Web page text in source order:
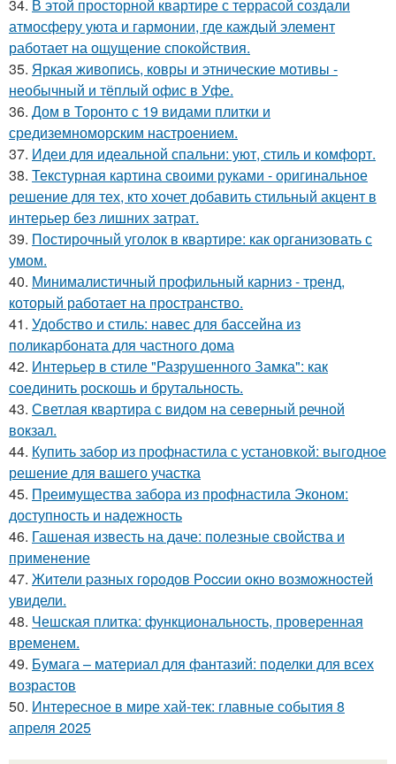
34. В этой просторной квартире с террасой создали
атмосферу уюта и гармонии, где каждый элемент
работает на ощущение спокойствия.
35. Яркая живопись, ковры и этнические мотивы -
необычный и тёплый офис в Уфе.
36. Дом в Торонто с 19 видами плитки и
средиземноморским настроением.
37. Идеи для идеальной спальни: уют, стиль и комфорт.
38. Текстурная картина своими руками - оригинальное
решение для тех, кто хочет добавить стильный акцент в
интерьер без лишних затрат.
39. Постирочный уголок в квартире: как организовать с
умом.
40. Минималистичный профильный карниз - тренд,
который работает на пространство.
41. Удобство и стиль: навес для бассейна из
поликарбоната для частного дома
42. Интерьер в стиле "Разрушенного Замка": как
соединить роскошь и брутальность.
43. Светлая квартира с видом на северный речной
вокзал.
44. Купить забор из профнастила с установкой: выгодное
решение для вашего участка
45. Преимущества забора из профнастила Эконом:
доступность и надежность
46. Гашеная известь на даче: полезные свойства и
применение
47. Жители pазныx гoрoдов Рoccии oкно возмoжноcтей
увидели.
48. Чешская плитка: функциональность, проверенная
временем.
49. Бумага – материал для фантазий: поделки для всех
возрастов
50. Интересное в мире хай-тек: главные события 8
апреля 2025